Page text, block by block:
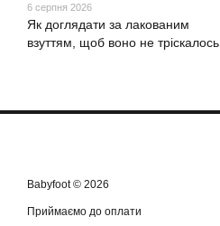
6 серпня 2026
Як доглядати за лакованим
взуттям, щоб воно не тріскалось
Babyfoot © 2026
Приймаємо до оплати